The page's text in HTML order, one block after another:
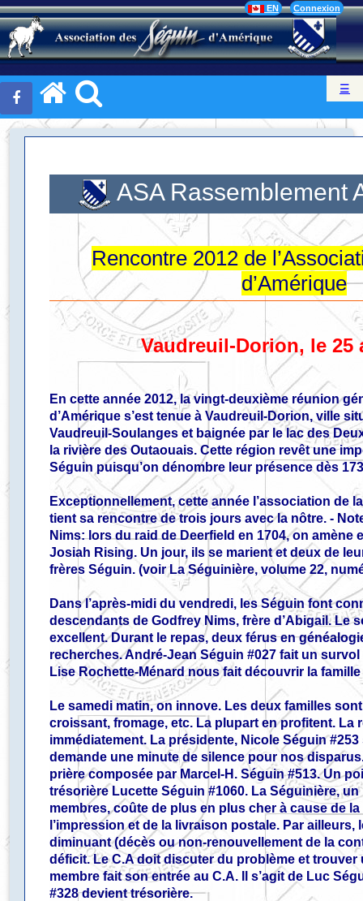
Connexion
EN
☰
ASA Rassemblement
Rencontre 2012 de
d’Amérique
Vaudreuil-Dorion, le 25
En cette année 2012, la vingt-deuxième réunion
d’Amérique s’est tenue à Vaudreuil-Dorion, ville
Vaudreuil-Soulanges et baignée par le lac des
la rivière des Outaouais. Cette région revêt une
Séguin puisqu’on dénombre leur présence dès
Exceptionnellement, cette année l’association de
tient sa rencontre de trois jours avec la nôtre. -
Nims: lors du raid de Deerfield en 1704, on amène
Josiah Rising. Un jour, ils se marient et deux de
frères Séguin. (voir La Séguinière, volume 22,
Dans l’après-midi du vendredi, les Séguin font
descendants de Godfrey Nims, frère d’Abigail. Le
excellent. Durant le repas, deux férus en
recherches. André-Jean Séguin #027 fait un
Lise Rochette-Ménard nous fait découvrir la famille
Le samedi matin, on innove. Les deux familles
croissant, fromage, etc. La plupart en profitent. La
immédiatement. La présidente, Nicole Séguin
demande une minute de silence pour nos
prière composée par Marcel-H. Séguin #513. Un
trésorière Lucette Séguin #1060. La Séguinière,
membres, coûte de plus en plus cher à cause de
l’impression et de la livraison postale. Par ailleurs,
diminuant (décès ou non-renouvellement de la
déficit. Le C.A doit discuter du problème et
membre fait son entrée au C.A. Il s’agit de Luc
#328 devient trésorière.